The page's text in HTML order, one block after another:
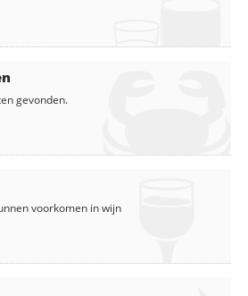
gevonden.
voorkomen inwijn